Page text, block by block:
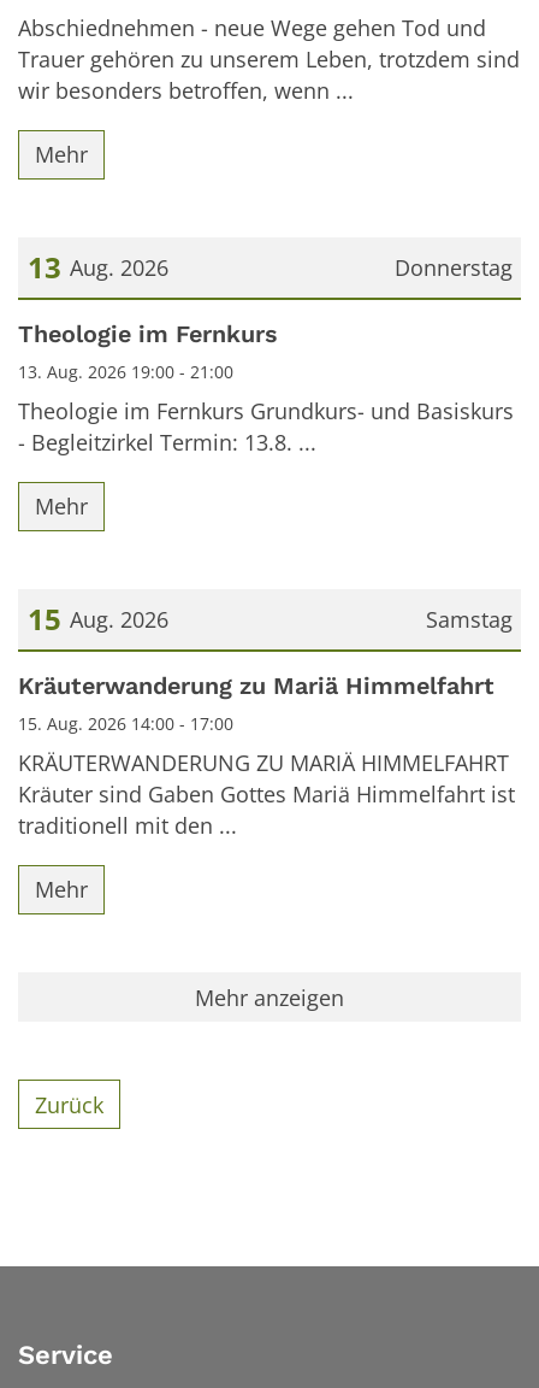
Abschiednehmen - neue Wege gehen Tod und
Trauer gehören zu unserem Leben, trotzdem sind
wir besonders betroffen, wenn ...
Mehr
Donnerstag
13 Aug. 2026
Datum: 13. August 2026
Theologie im Fernkurs
13. Aug. 2026 19:00 - 21:00
Theologie im Fernkurs Grundkurs- und Basiskurs
- Begleitzirkel Termin: 13.8. ...
Mehr
Samstag
15 Aug. 2026
Datum: 15. August 2026
Kräuterwanderung zu Mariä Himmelfahrt
15. Aug. 2026 14:00 - 17:00
KRÄUTERWANDERUNG ZU MARIÄ HIMMELFAHRT
Kräuter sind Gaben Gottes Mariä Himmelfahrt ist
traditionell mit den ...
Mehr
Mehr anzeigen
Zurück
Service